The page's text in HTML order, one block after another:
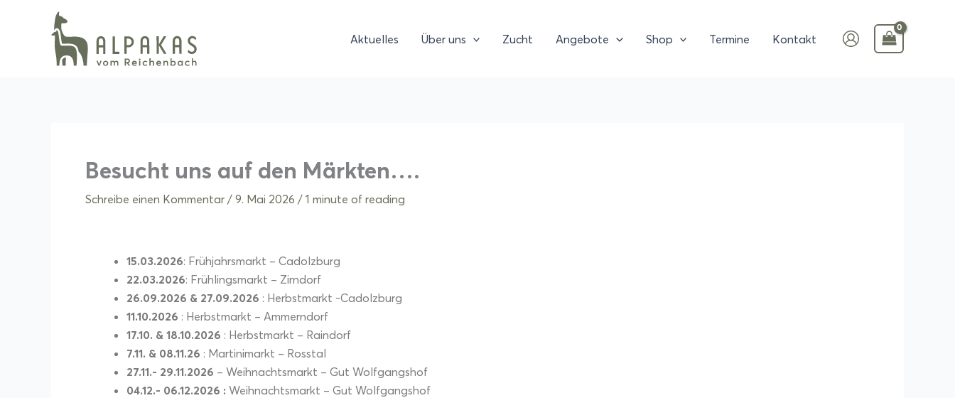
Aktuelles Über uns Zucht Angebote Shop Termine Kontakt
Besucht uns auf den Märkten….
Schreibe einen Kommentar / 9. Mai 2026 / 1 minute of reading
15.03.2026: Frühjahrsmarkt – Cadolzburg
22.03.2026: Frühlingsmarkt – Zirndorf
26.09.2026 & 27.09.2026 : Herbstmarkt -Cadolzburg
11.10.2026 : Herbstmarkt – Ammerndorf
17.10. & 18.10.2026 : Herbstmarkt – Raindorf
7.11. & 08.11.26 : Martinimarkt – Rosstal
27.11.- 29.11.2026 – Weihnachtsmarkt – Gut Wolfgangshof
04.12.- 06.12.2026 : Weihnachtsmarkt – Gut Wolfgangshof